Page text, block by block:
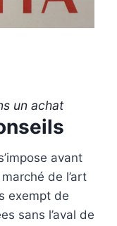
un achat
avant
de l’art
exempt de
sans l’aval de